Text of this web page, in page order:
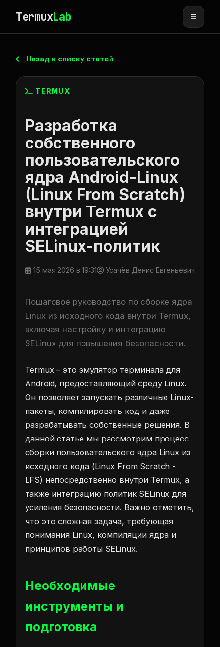
TermuxLab
Назад к списку статей
TERMUX
Разработка
собственного
пользовательского
ядра Android-Linux
(Linux From Scratch)
внутри Termux с
интеграцией
SELinux-политик
15 мая 2026 в 19:31 Усачёв Денис Евгеньевич
Пошаговое руководство по сборке ядра
Linux из исходного кода внутри Termux,
включая настройку и интеграцию
SELinux для повышения безопасности.
Termux – это эмулятор терминала для
Android, предоставляющий среду Linux.
Он позволяет запускать различные Linux-
пакеты, компилировать код и даже
разрабатывать собственные решения. В
данной статье мы рассмотрим процесс
сборки пользовательского ядра Linux из
исходного кода (Linux From Scratch -
LFS) непосредственно внутри Termux, а
также интеграцию политик SELinux для
усиления безопасности. Важно отметить,
что это сложная задача, требующая
понимания Linux, компиляции ядра и
принципов работы SELinux.
Необходимые
инструменты и
подготовка